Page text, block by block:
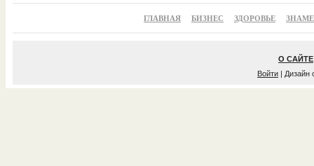
ГЛАВНАЯ БИЗНЕС ЗДОРОВЬЕ
О САЙТЕ
Войти | Дизайн